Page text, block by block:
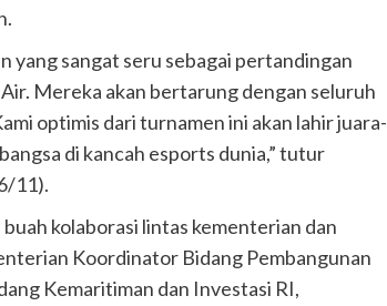
yang sangat seru sebagai pertandingan
Mereka akan bertarung dengan seluruh
optimis dari turnamen ini akan lahir juara-
di kancah esports dunia,” tutur
11).
kolaborasi lintas kementerian dan
Koordinator Bidang Pembangunan
Kemaritiman dan Investasi RI,